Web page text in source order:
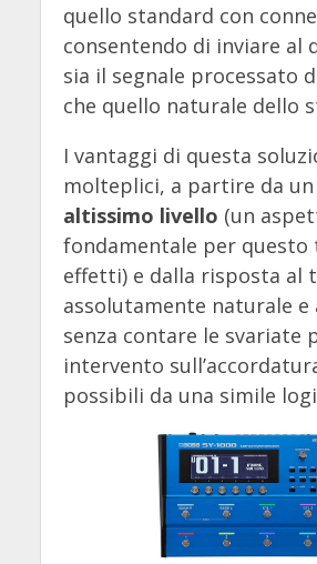
quello standard con
consentendo di inviare al
sia il segnale processato
che quello naturale dello
I vantaggi di questa
molteplici, a partire da un
altissimo livello (un
fondamentale per questo
effetti) e dalla risposta al
assolutamente naturale e
senza contare le svariate
intervento
possibili da una simile